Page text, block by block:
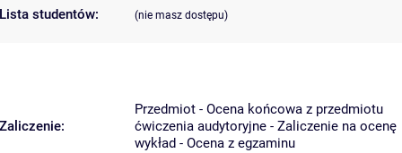
Lista studentów: (nie masz dostępu)
Zaliczenie:
Przedmiot - Ocena końcowa z przedmiotu
ćwiczenia audytoryjne - Zaliczenie na ocenę
wykład - Ocena z egzaminu